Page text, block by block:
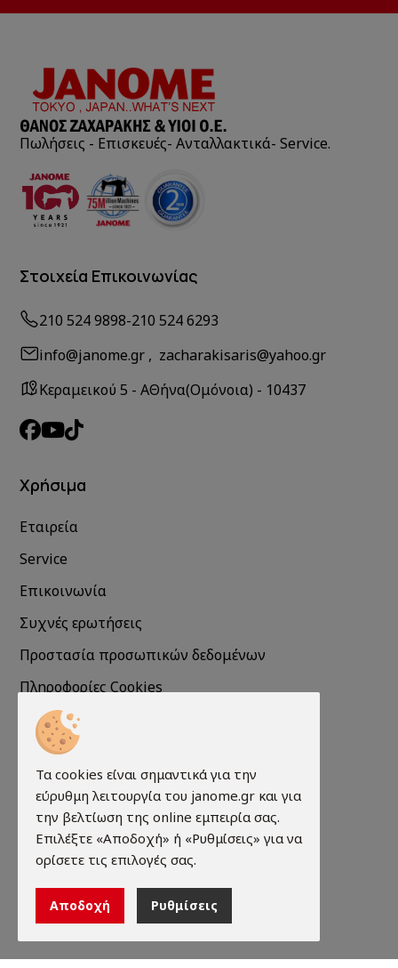
Πωλήσεις - Επισκευές- Ανταλλακτικά- Service.
Στοιχεία Επικοινωνίας
210 524 9898-210 524 6293
info@janome.gr , zacharakisaris@yahoo.gr
Κεραμεικού 5 - ΑΘήνα(Ομόνοια) - 10437
Χρήσιμα
Εταιρεία
Service
Επικοινωνία
Συχνές ερωτήσεις
Προστασία προσωπικών δεδομένων
Πληροφορίες Cookies
Πληροφορίες
Τρόποι παραγγελίας
Τρόποι πληρωμής
Τρόποι αποστολής
Όροι χρήσης
Τα cookies είναι σημαντικά για την
εύρυθμη λειτουργία του janome.gr και για
την βελτίωση της online εμπειρία σας.
Επιλέξτε «Αποδοχή» ή «Ρυθμίσεις» για να
ορίσετε τις επιλογές σας.
Αποδοχή Ρυθμίσεις